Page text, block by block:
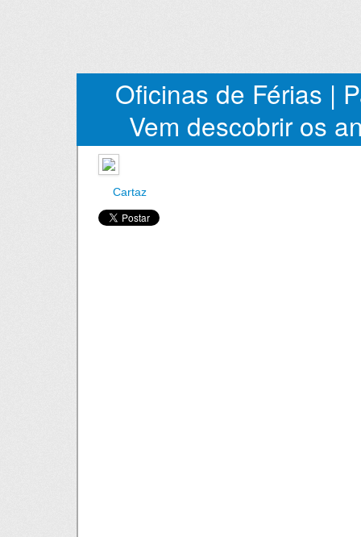
Oficinas de Férias |
Vem descobrir os
passado.
Cartaz